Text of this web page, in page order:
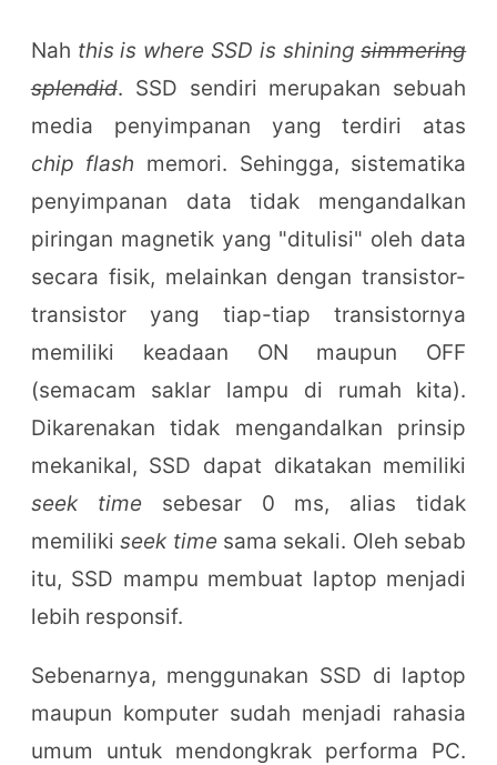
Nah this is where SSD is shiningsimmering
splendid. SSD sendiri merupakan sebuah
media penyimpanan yang terdiri atas
chip flash memori. Sehingga, sistematika
penyimpanan data tidak mengandalkan
piringan magnetik yang "ditulisi" oleh data
secara fisik, melainkan dengan transistor-
transistor yang tiap-tiap transistornya
memiliki keadaan ON maupun OFF
(semacam saklar lampu di rumah kita).
Dikarenakan tidak mengandalkan prinsip
mekanikal, SSD dapat dikatakan memiliki
seek time sebesar 0 ms, alias tidak
memilikiseek time sama sekali. Oleh sebab
itu, SSD mampu membuat laptop menjadi
lebih responsif.
Sebenarnya, menggunakan SSD di laptop
maupun komputer sudah menjadi rahasia
umum untuk mendongkrak performa PC.